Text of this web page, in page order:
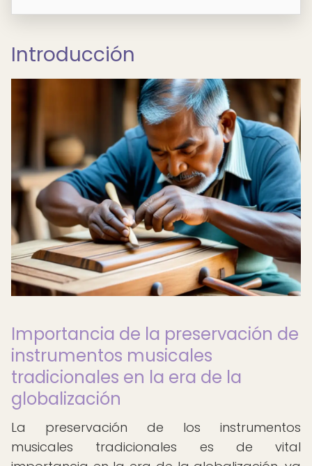
Introducción
Importancia de la preservación de
instrumentos musicales
tradicionales en la era de la
globalización
La preservación de los instrumentos
musicales tradicionales es de vital